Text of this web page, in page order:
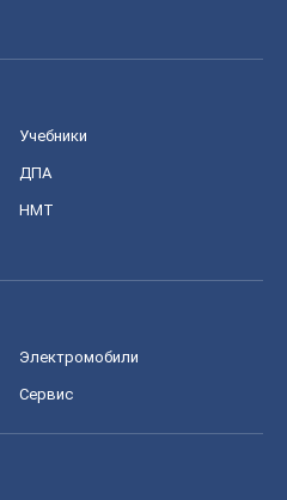
Учебники
ДПА
НМТ
Электромобили
Сервис